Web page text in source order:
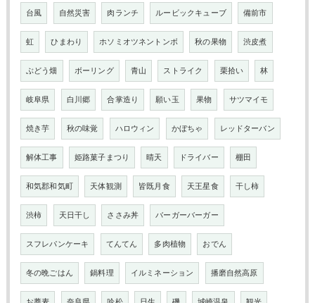
台風 自然災害 肉ランチ ルービックキューブ 備前市
虹 ひまわり ホソミオツネントンボ 秋の果物 渋皮煮
ぶどう畑 ボーリング 青山 ストライク 栗拾い 林
岐阜県 白川郷 合掌造り 願い玉 果物 サツマイモ
焼き芋 秋の味覚 ハロウィン かぼちゃ レッドターバン
解体工事 姫路菓子まつり 晴天 ドライバー 棚田
和気郡和気町 天体観測 皆既月食 天王星食 干し柿
渋柿 天日干し ささみ丼 バーガーバーガー
スフレパンケーキ てんてん 多肉植物 おでん
冬の晩ごはん 鍋料理 イルミネーション 播磨自然高原